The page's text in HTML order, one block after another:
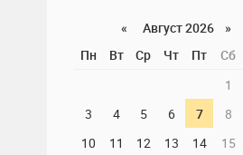
«
Август 2026 »
Пн
Вт Ср Чт Пт Сб
1
3
4 5 6 7 8
10
11 12 13 14 15